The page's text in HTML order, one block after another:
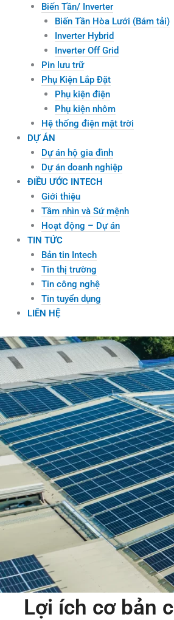
Biến Tần/ Inverter
Biến Tần Hòa Lưới (Bám tải)
Inverter Hybrid
Inverter Off Grid
Pin lưu trữ
Phụ Kiện Lắp Đặt
Phụ kiện điện
Phụ kiện nhôm
Hệ thống điện mặt trời
DỰ ÁN
Dự án hộ gia đình
Dự án doanh nghiệp
ĐIỀU ƯỚC INTECH
Giới thiệu
Tầm nhìn và Sứ mệnh
Hoạt động – Dự án
TIN TỨC
Bản tin Intech
Tin thị trường
Tin công nghệ
Tin tuyển dụng
LIÊN HỆ
Lợi ích cơ bản